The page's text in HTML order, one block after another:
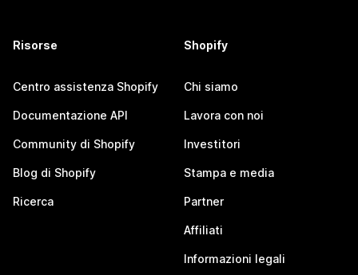
Risorse
Centro assistenza Shopify
Documentazione API
Community di Shopify
Blog di Shopify
Ricerca
Shopify
Chi siamo
Lavora con noi
Investitori
Stampa e media
Partner
Affiliati
Informazioni legali